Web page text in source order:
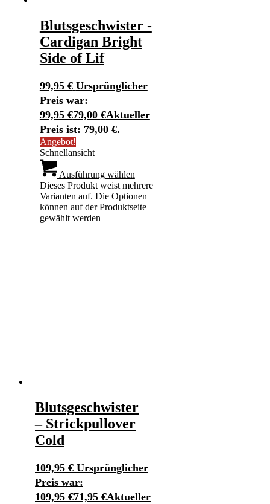
Blutsgeschwister -
Cardigan Bright
Side of Lif
99,95 € Ursprünglicher
Preis war:
99,95 €79,00 €Aktueller
Preis ist: 79,00 €.
Angebot!
Schnellansicht
Ausführung wählen
Dieses Produkt weist mehrere
Varianten auf. Die Optionen
können auf der Produktseite
gewählt werden
Blutsgeschwister
– Strickpullover
Cold
109,95 € Ursprünglicher
Preis war:
109,95 €71,95 €Aktueller